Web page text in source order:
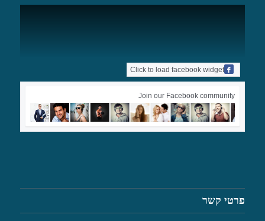
Click to load facebook widget
Join our Facebook community
פרטי קשר